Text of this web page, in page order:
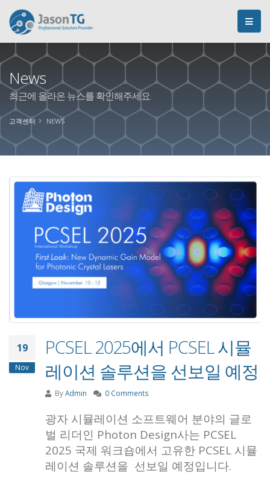
News
최근에 올라온 뉴스를 확인해주세요.
고객센터 NEWS
19
Nov
PCSEL 2025에서 PCSEL 시뮬
레이션 솔루션을 선보일 예정
ByAdmin 0 Comments
광자 시뮬레이션 소프트웨어 분야의 글로
벌 리더인 Photon Design사는 PCSEL
2025 국제 워크숍에서 고유한 PCSEL 시뮬
레이션 솔루션을 선보일 예정입니다.